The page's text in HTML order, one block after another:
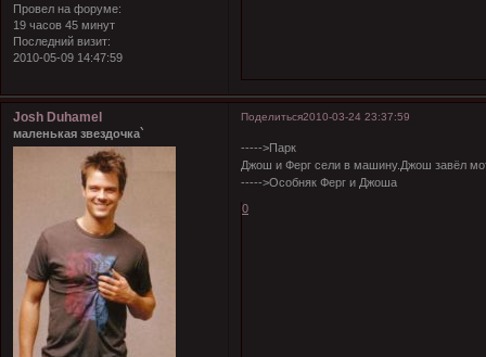
Провел на форуме:
19 часов 45 минут
Последний визит:
2010-05-09 14:47:59
Поделиться2010-03-24 23:37:59
Josh Duhamel
маленькая звездочка`
----->Парк
Джош и Ферг сели в машину.Джош завёл
----->Особняк Ферг и Джоша
0